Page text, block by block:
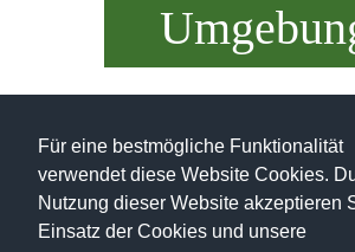
Für eine bestmögliche Funktionalität
verwendet diese Website Cookies.
Nutzung dieser Website akzeptieren
Einsatz der Cookies und unsere
Ferienhaus Herk
Thomas Schlamadinger
Sandgasse 25/9/37, 8010 Graz FH-